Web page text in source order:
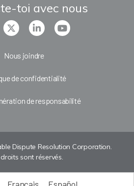
toi avec nous
Nous joindre
de confidentialité
de responsabilité
Dispute Resolution Corporation.
sont réservés.